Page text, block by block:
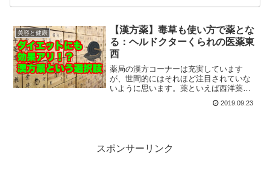
美容と健康
【漢方薬】毒草も使い方で薬とな
る：ヘルドクターくられの医薬東
西
薬局の漢方コーナーは充実しています
が、世間的にはそれほど注目されていな
いように思います。薬といえば西洋薬で
ます。しかし、何でもかんでも漢方が良
2019.09.23
スポンサーリンク